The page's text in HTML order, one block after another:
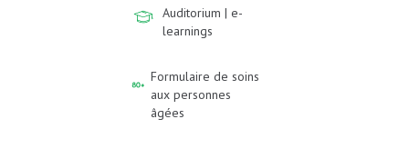
Auditorium | e-
learnings
Formulaire de soins
aux personnes
âgées